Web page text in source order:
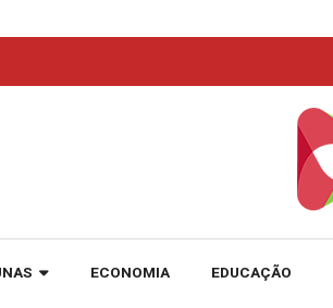
ECONOMIA EDUCAÇÃO